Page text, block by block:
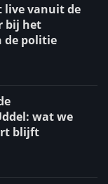
live vanuit de
bij het
de politie
wat we
blijft